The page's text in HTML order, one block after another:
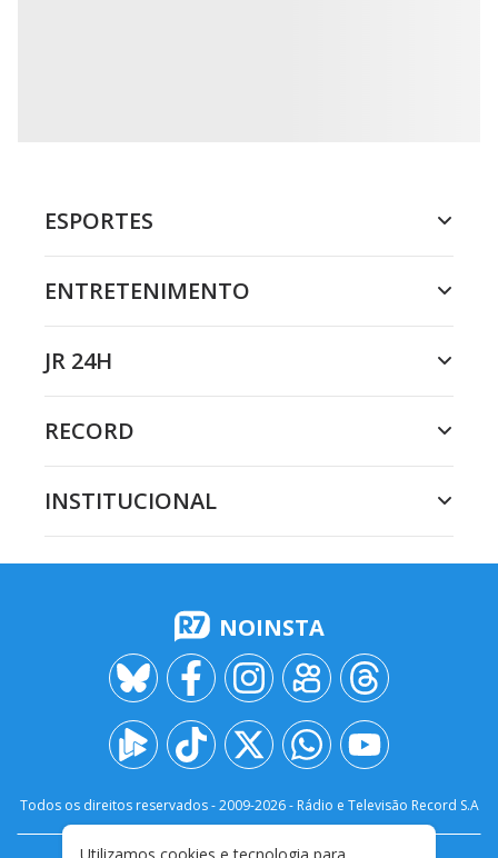
ESPORTES
ENTRETENIMENTO
JR 24H
RECORD
INSTITUCIONAL
NOINSTA
Todos os direitos reservados - 2009-2026- Rádio e Televisão Record S.A